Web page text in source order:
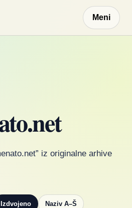
Meni
iz originalne arhive
Izdvojeno Naziv A–Š